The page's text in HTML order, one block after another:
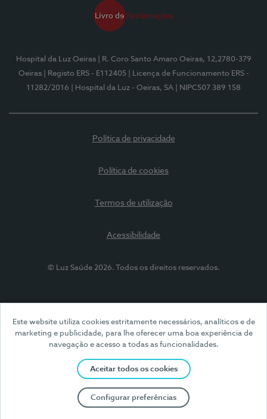
Este website utiliza cookies estritamente necessários, analíticos e de
marketing e publicidade, para lhe oferecer uma boa experiência de
navegação e acesso a todas as funcionalidades.
Aceitar todos os cookies
Configurar preferências
Hospital da Luz Oeiras
| R. Coro Santo Amaro Oeiras, 12,2780-379
Oeiras
| Registo ERS - E112405
| Licença de Funcionamento ERS -
11282/2016
| Hospital da Luz - Oeiras, SA | NIPC507 389 158
Política de privacidade
Política de cookies
Termos de utilização
Acessibilidade
© Luz Saúde 2026. Todos os direitos reservados.